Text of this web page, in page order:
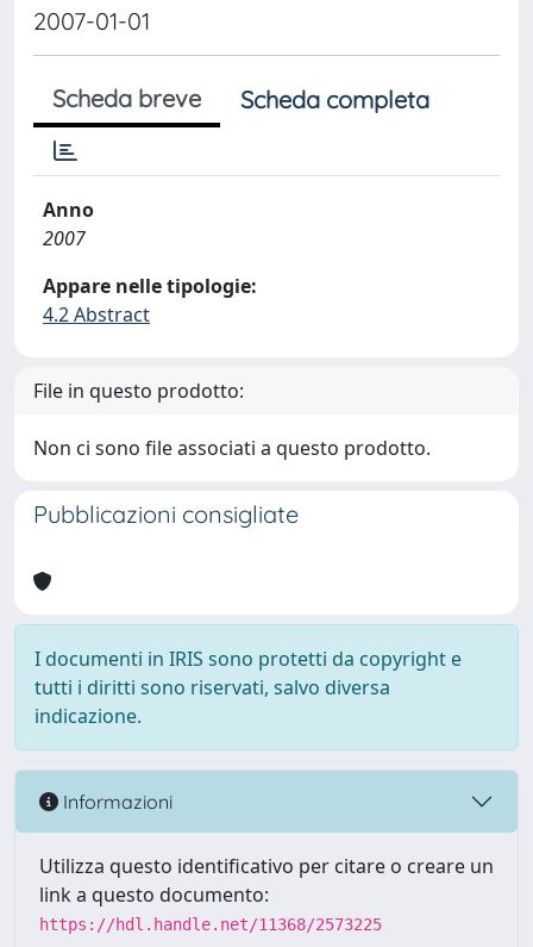
2007-01-01
Scheda breve Scheda completa
Anno
2007
Appare nelle tipologie:
4.2 Abstract
File in questo prodotto:
Non ci sono file associati a questo prodotto.
Pubblicazioni consigliate
I documenti in IRIS sono protetti da copyright e
tutti i diritti sono riservati, salvo diversa
indicazione.
Informazioni
Utilizza questo identificativo per citare o creare un
link a questo documento:
https://hdl.handle.net/11368/2573225